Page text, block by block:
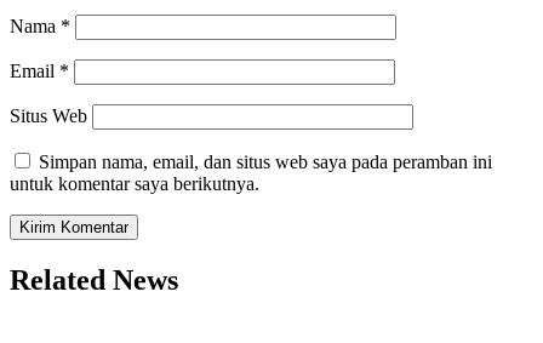
Nama *
Email *
Situs Web
Simpan nama, email, dan situs web saya pada peramban ini
untuk komentar saya berikutnya.
Related News